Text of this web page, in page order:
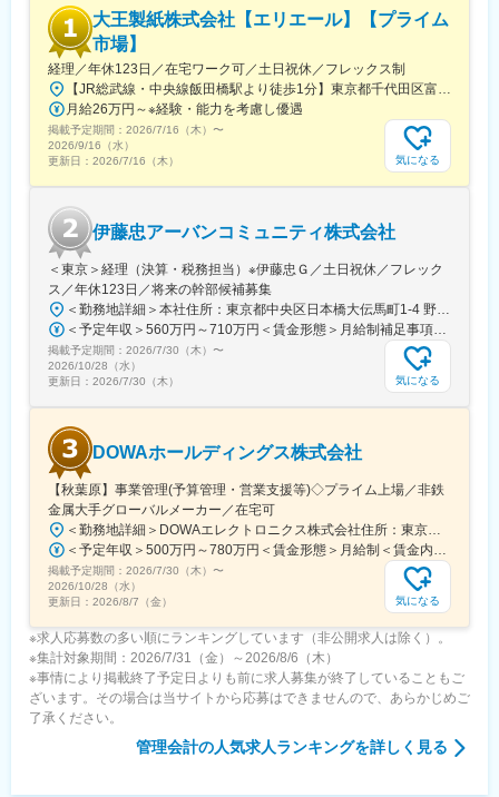
回のポジションは財務グループを率いるグループ長候補としての
採用を想定しています。
変更の範囲：会社の定める業務
大王製紙株式会社【エリエール】【プライム
市場】
経理／年休123日／在宅ワーク可／土日祝休／フレックス制
月給26万円～※経験・能力を考慮し優遇
掲載予定期間： 2026/7/16（木） 〜
2026/9/16（水）
更新日： 2026/7/16（木） 気になる
伊藤忠アーバンコミュニティ株式会社
＜東京＞経理（決算・税務担当）※伊藤忠Ｇ／土日祝休／フレック
ス／年休123日／将来の幹部候補募集
掲載予定期間： 2026/7/30（木） 〜
2026/10/28（水）
更新日： 2026/7/30（木） 気になる
DOWAホールディングス株式会社
【秋葉原】事業管理(予算管理・営業支援等)◇プライム上場／非鉄
金属大手グローバルメーカー／在宅可
掲載予定期間： 2026/7/30（木） 〜
2026/10/28（水）
更新日： 2026/8/7（金） 気になる
※求人応募数の多い順にランキングしています（非公開求人は除く）。
※集計対象期間：2026/7/31（金）～2026/8/6（木）
※事情により掲載終了予定日よりも前に求人募集が終了していることもご
ざいます。その場合は当サイトから応募はできませんので、あらかじめご
了承ください。
管理会計の人気求人ランキングを詳しく見る